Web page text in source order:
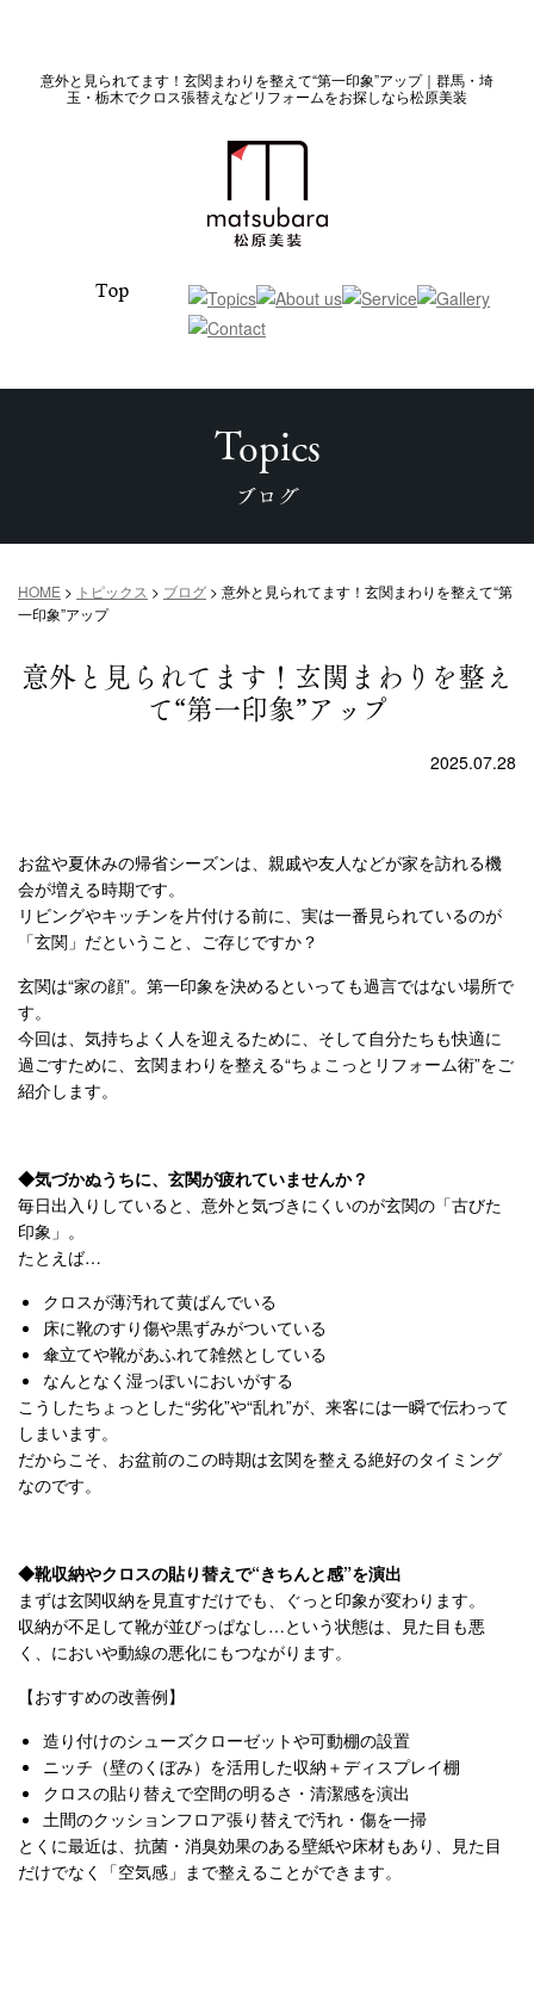
意外と見られてます！玄関まわりを整えて“第一印象”アップ｜群馬・埼
玉・栃木でクロス張替えなどリフォームをお探しなら松原美装
Topics
ブログ
HOME > トピックス > ブログ > 意外と見られてます！玄関まわりを整えて“第
一印象”アップ
意外と見られてます！玄関まわりを整え
て“第一印象”アップ
2025.07.28
お盆や夏休みの帰省シーズンは、親戚や友人などが家を訪れる機
会が増える時期です。
リビングやキッチンを片付ける前に、実は一番見られているのが
「玄関」だということ、ご存じですか？
玄関は“家の顔”。第一印象を決めるといっても過言ではない場所で
す。
今回は、気持ちよく人を迎えるために、そして自分たちも快適に
過ごすために、玄関まわりを整える“ちょこっとリフォーム術”をご
紹介します。
◆気づかぬうちに、玄関が疲れていませんか？
毎日出入りしていると、意外と気づきにくいのが玄関の「古びた
印象」。
たとえば…
クロスが薄汚れて黄ばんでいる
床に靴のすり傷や黒ずみがついている
傘立てや靴があふれて雑然としている
なんとなく湿っぽいにおいがする
こうしたちょっとした“劣化”や“乱れ”が、来客には一瞬で伝わって
しまいます。
だからこそ、お盆前のこの時期は玄関を整える絶好のタイミング
なのです。
◆靴収納やクロスの貼り替えで“きちんと感”を演出
まずは玄関収納を見直すだけでも、ぐっと印象が変わります。
収納が不足して靴が並びっぱなし…という状態は、見た目も悪
く、においや動線の悪化にもつながります。
【おすすめの改善例】
造り付けのシューズクローゼットや可動棚の設置
ニッチ（壁のくぼみ）を活用した収納＋ディスプレイ棚
クロスの貼り替えで空間の明るさ・清潔感を演出
土間のクッションフロア張り替えで汚れ・傷を一掃
とくに最近は、抗菌・消臭効果のある壁紙や床材もあり、見た目
だけでなく「空気感」まで整えることができます。